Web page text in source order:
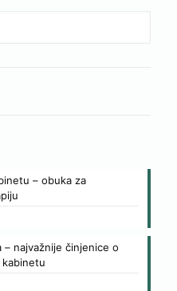
– obuka za
najvažnije činjenice o